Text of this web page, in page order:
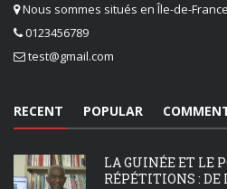
Nous sommes situés en Île-de-
0123456789
test@gmail.com
RECENT POPULAR
LA GUINÉE ET LE
RÉPÉTITIONS :